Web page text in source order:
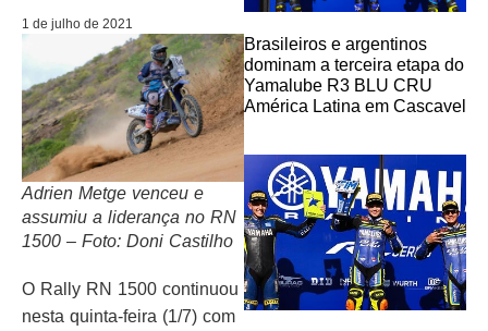
1 de julho de 2021
Adrien Metge venceu e
assumiu a liderança no RN
1500 – Foto: Doni Castilho
O Rally RN 1500 continuou
nesta quinta-feira (1/7) com
Brasileiros e argentinos
dominam a terceira etapa do
Yamalube R3 BLU CRU
América Latina em Cascavel